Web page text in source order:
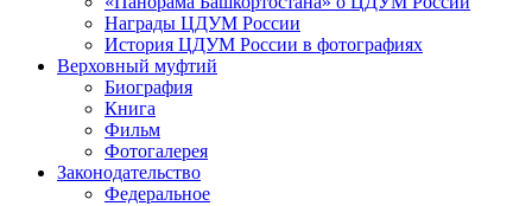
Награды ЦДУМ России
История ЦДУМ России в фотографиях
Верховный муфтий
Биография
Книга
Фильм
Фотогалерея
Законодательство
Федеральное